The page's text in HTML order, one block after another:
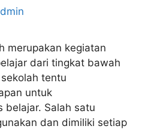
merupakan kegiatan
dari tingkat bawah
tentu
untuk
belajar. Salah satu
dan dimiliki setiap